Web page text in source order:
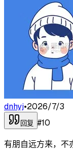
dnhyj•2026/7/3
回复 #10
有朋自远方来，不